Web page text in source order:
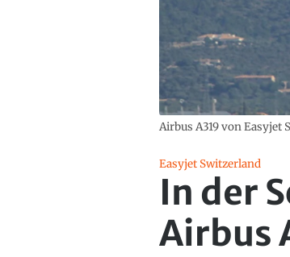
Airbus A319 von Easyjet
Easyjet Switzerland
In der
Airbus